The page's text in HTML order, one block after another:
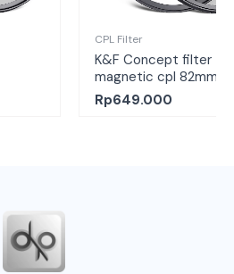
CPL Filter
K&F Concept filter
magnetic cpl 82mm
Rp649.000